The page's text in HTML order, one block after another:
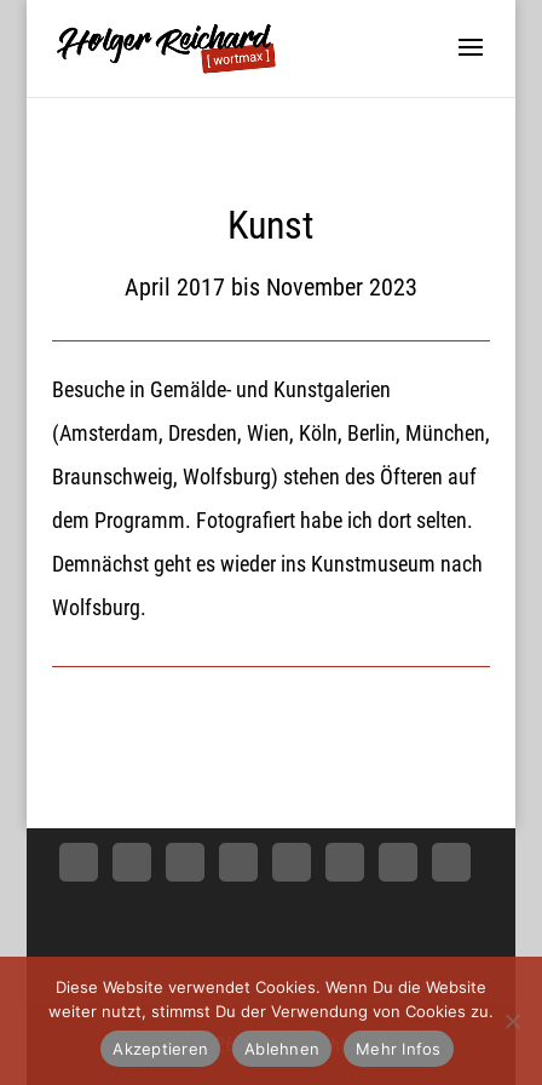
Kunst
April 2017 bis November 2023
Besuche in Gemälde- und Kunstgalerien
(Amsterdam, Dresden, Wien, Köln, Berlin, München,
Braunschweig, Wolfsburg) stehen des Öfteren auf
dem Programm. Fotografiert habe ich dort selten.
Demnächst geht es wieder ins Kunstmuseum nach
Wolfsburg.
www.wortmax.com
Das Kreativ-Netzwerk
KONTAKT
www.wortmax.net
Holger Reichard
E-Mail:post@wortmax.net
© 2026 Holger Reichard
Diese Website verwendet Cookies. Wenn Du die Website
weiter nutzt, stimmst Du der Verwendung von Cookies zu.
Akzeptieren
Ablehnen Mehr Infos